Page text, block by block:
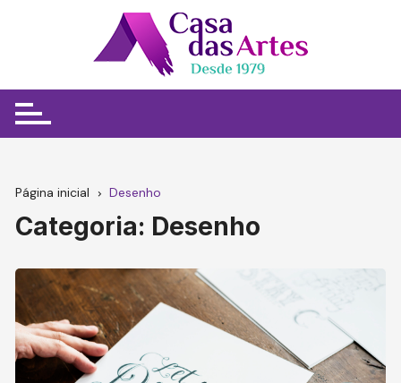
Página inicial Desenho
Categoria: Desenho